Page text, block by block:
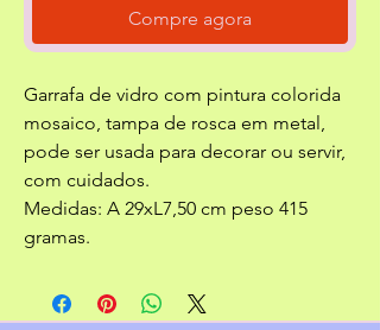
Compre agora
Garrafa de vidro com pintura colorida
mosaico, tampa de rosca em metal,
pode ser usada para decorar ou servir,
com cuidados.
Medidas: A 29xL7,50 cm peso 415
gramas.